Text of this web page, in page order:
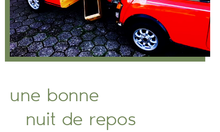
une bonne
nuit de repos